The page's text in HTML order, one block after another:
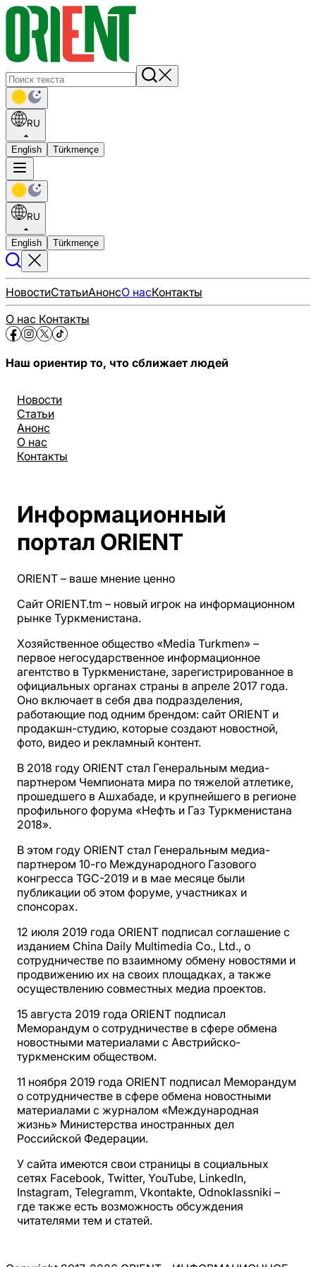
RU
English Türkmençe
RU
English Türkmençe
НовостиСтатьиАнонсО насКонтакты
О нас Контакты
Наш ориентир то, что сближает людей
Новости
Статьи
Анонс
О нас
Контакты
Информационный
портал ORIENT
ORIENT – ваше мнение ценно
Сайт ORIENT.tm – новый игрок на информационном
рынке Туркменистана.
Хозяйственное общество «Media Turkmen» –
первое негосударственное информационное
агентство в Туркменистане, зарегистрированное в
официальных органах страны в апреле 2017 года.
Оно включает в себя два подразделения,
работающие под одним брендом: сайт ORIENT и
продакшн-студию, которые создают новостной,
фото, видео и рекламный контент.
В 2018 году ORIENT стал Генеральным медиа-
партнером Чемпионата мира по тяжелой атлетике,
прошедшего в Ашхабаде, и крупнейшего в регионе
профильного форума «Нефть и Газ Туркменистана
2018».
В этом году ORIENT стал Генеральным медиа-
партнером 10-го Международного Газового
конгресса TGC-2019 и в мае месяце были
публикации об этом форуме, участниках и
спонсорах.
12 июля 2019 года ORIENT подписал соглашение с
изданием China Daily Multimedia Co., Ltd., о
сотрудничестве по взаимному обмену новостями и
продвижению их на своих площадках, а также
осуществлению совместных медиа проектов.
15 августа 2019 года ORIENT подписал
Меморандум о сотрудничестве в сфере обмена
новостными материалами с Австрийско-
туркменским обществом.
11 ноября 2019 года ORIENT подписал Меморандум
о сотрудничестве в сфере обмена новостными
материалами с журналом «Международная
жизнь» Министерства иностранных дел
Российской Федерации.
У сайта имеются свои страницы в социальных
сетях Facebook, Twitter, YouTube, LinkedIn,
Instagram, Telegramm, Vkontakte, Odnoklassniki –
где также есть возможность обсуждения
читателями тем и статей.